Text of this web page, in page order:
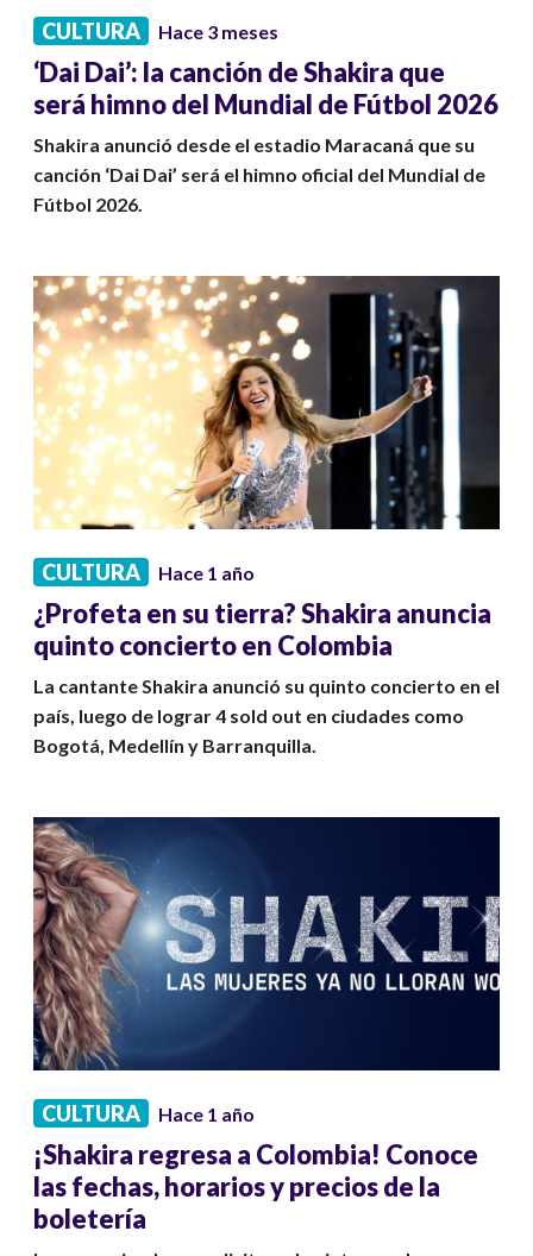
CULTURA Hace 3 meses
‘Dai Dai’: la canción de Shakira que
será himno del Mundial de Fútbol 2026
Shakira anunció desde el estadio Maracaná que su
canción ‘Dai Dai’ será el himno oficial del Mundial de
Fútbol 2026.
CULTURA Hace 1 año
¿Profeta en su tierra? Shakira anuncia
quinto concierto en Colombia
La cantante Shakira anunció su quinto concierto en el
país, luego de lograr 4 sold out en ciudades como
Bogotá, Medellín y Barranquilla.
CULTURA Hace 1 año
¡Shakira regresa a Colombia! Conoce
las fechas, horarios y precios de la
boletería